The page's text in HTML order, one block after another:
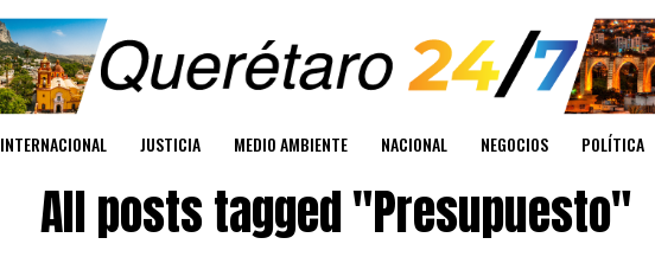
INTERNACIONAL JUSTICIA MEDIO AMBIENTE NACIONAL NEGOCIOS POLÍTICA
All posts tagged "Presupuesto"